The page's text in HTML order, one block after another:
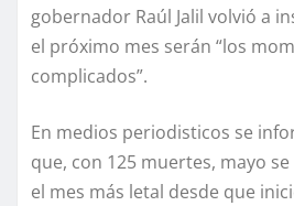
gobernador Raúl Jalil volvió a
el próximo mes serán “los
complicados”.
En medios periodisticos se
que, con 125 muertes, mayo
el mes más letal desde que